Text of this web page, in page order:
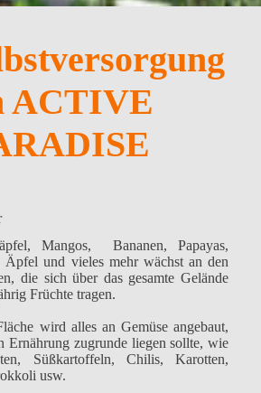
ACTIVE
Mangos, Bananen, Papayas,
Äpfel und vieles mehr wächst an den
die sich über das gesamte Gelände
Früchte tragen.
wird alles an Gemüse angebaut,
Ernährung zugrunde liegen sollte, wie
Süßkartoffeln, Chilis, Karotten,
usw.